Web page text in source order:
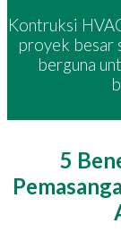
Kontruksi
proyek besar
berguna
5